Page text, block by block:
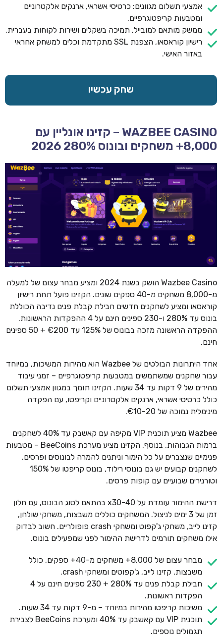
אמצעי תשלום מגוונים: כרטיסי אשראי, ארנקים אלקטרוניים
ומטבעות קריפטוגרפיים.
ממשק מותאם למובייל, תמיכה בשקלים ושירות לקוחות בעברית.
רישיון קוראסאו, הצפנת SSL מתקדמת וכלים למשחק אחראי
באזור האישי.
שחק עכשיו
WAZBEE CASINO – קזינו אונליין עם
8,000+ משחקים ובונוס 280% 2026
Wazbee Casino הושק בשנת 2024 ומציע מבחר עצום של למעלה
מ-8,000 משחקים מ-40 ספקים שונים. הקזינו פועל תחת רישיון
קוראסאו ומציע לשחקנים חדשים חבילת קבלת פנים נדיבה הכוללת
בונוס עד 280% ו-230 ספינים חינם על 4 ההפקדות הראשונות.
ההפקדה הראשונה מזכה בבונוס של 125% עד €200 + 50 ספינים
חינם.
אחד היתרונות הבולטים של Wazbee הוא מהירות המשיכות, במיוחד
עבור שחקנים שמשתמשים במטבעות קריפטוגרפיים – זמני עיבוד
מהירים של 9 דקות עד 34 שעות. הקזינו תומך במגוון אמצעי תשלום
כולל כרטיסי אשראי, ארנקים אלקטרוניים וקריפטו, עם הפקדה
מינימלית נמוכה של €10-20.
Wazbee מציע תוכנית VIP מקיפה עם קאשבק עד 40% לשחקנים
ברמות הגבוהות. בנוסף, הקזינו מציע מערכת BeeCoins – מטבעות
פנימיים שנצברים על כל הימור וניתנים להמרה לבונוסים ופרסים.
לשחקנים קבועים יש גם בונוסי רילוד, בונוס קריפטו של 150%
וטורנירים שבועיים עם קופות פרסים.
דרישת ההימור עומדת על x30-40 בהתאם לסוג הבונוס, עם חלון
זמן של 3 ימים לניצול. המשחקים כוללים משבצות, משחקי שולחן,
קזינו לייב, משחקי ג'קפוט ומשחקי crash פופולריים. חשוב לבדוק
אילו משחקים תורמים לדרישת ההימור לפני שמפעילים בונוס.
מבחר עצום של 8,000+ משחקים מ-40+ ספקים, כולל
משבצות, קזינו לייב, ג'קפוטים ומשחקי crash.
חבילת קבלת פנים עד 280% + 230 ספינים חינם על 4
הפקדות ראשונות.
משיכות קריפטו מהירות במיוחד – מ-9 דקות עד 34 שעות.
תוכנית VIP עם קאשבק עד 40% ומערכת BeeCoins לצבירת
תגמולים נוספים.